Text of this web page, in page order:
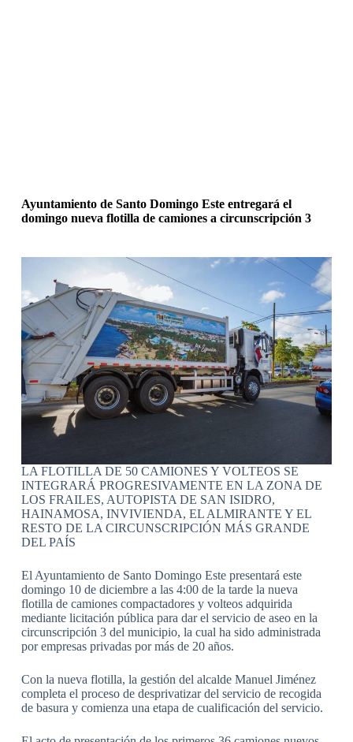
Ayuntamiento de Santo Domingo Este entregará el
domingo nueva flotilla de camiones a circunscripción 3
LA FLOTILLA DE 50 CAMIONES Y VOLTEOS SE
INTEGRARÁ PROGRESIVAMENTE EN LA ZONA DE
LOS FRAILES, AUTOPISTA DE SAN ISIDRO,
HAINAMOSA, INVIVIENDA, EL ALMIRANTE Y EL
RESTO DE LA CIRCUNSCRIPCIÓN MÁS GRANDE
DEL PAÍS
El Ayuntamiento de Santo Domingo Este presentará este
domingo 10 de diciembre a las 4:00 de la tarde la nueva
flotilla de camiones compactadores y volteos adquirida
mediante licitación pública para dar el servicio de aseo en la
circunscripción 3 del municipio, la cual ha sido administrada
por empresas privadas por más de 20 años.
Con la nueva flotilla, la gestión del alcalde Manuel Jiménez
completa el proceso de desprivatizar del servicio de recogida
de basura y comienza una etapa de cualificación del servicio.